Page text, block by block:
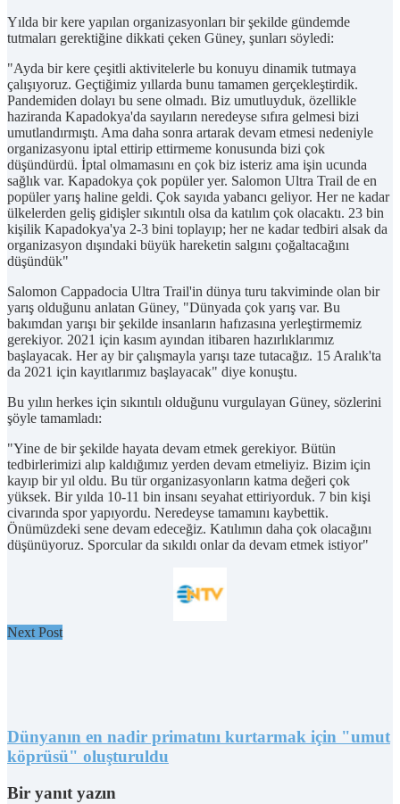
Yılda bir kere yapılan organizasyonları bir şekilde gündemde
tutmaları gerektiğine dikkati çeken Güney, şunları söyledi:
"Ayda bir kere çeşitli aktivitelerle bu konuyu dinamik tutmaya
çalışıyoruz. Geçtiğimiz yıllarda bunu tamamen gerçekleştirdik.
Pandemiden dolayı bu sene olmadı. Biz umutluyduk, özellikle
haziranda Kapadokya'da sayıların neredeyse sıfıra gelmesi bizi
umutlandırmıştı. Ama daha sonra artarak devam etmesi nedeniyle
organizasyonu iptal ettirip ettirmeme konusunda bizi çok
düşündürdü. İptal olmamasını en çok biz isteriz ama işin ucunda
sağlık var. Kapadokya çok popüler yer. Salomon Ultra Trail de en
popüler yarış haline geldi. Çok sayıda yabancı geliyor. Her ne kadar
ülkelerden geliş gidişler sıkıntılı olsa da katılım çok olacaktı. 23 bin
kişilik Kapadokya'ya 2-3 bini toplayıp; her ne kadar tedbiri alsak da
organizasyon dışındaki büyük hareketin salgını çoğaltacağını
düşündük"
Salomon Cappadocia Ultra Trail'in dünya turu takviminde olan bir
yarış olduğunu anlatan Güney, "Dünyada çok yarış var. Bu
bakımdan yarışı bir şekilde insanların hafızasına yerleştirmemiz
gerekiyor. 2021 için kasım ayından itibaren hazırlıklarımız
başlayacak. Her ay bir çalışmayla yarışı taze tutacağız. 15 Aralık'ta
da 2021 için kayıtlarımız başlayacak" diye konuştu.
Bu yılın herkes için sıkıntılı olduğunu vurgulayan Güney, sözlerini
şöyle tamamladı:
"Yine de bir şekilde hayata devam etmek gerekiyor. Bütün
tedbirlerimizi alıp kaldığımız yerden devam etmeliyiz. Bizim için
kayıp bir yıl oldu. Bu tür organizasyonların katma değeri çok
yüksek. Bir yılda 10-11 bin insanı seyahat ettiriyorduk. 7 bin kişi
civarında spor yapıyordu. Neredeyse tamamını kaybettik.
Önümüzdeki sene devam edeceğiz. Katılımın daha çok olacağını
düşünüyoruz. Sporcular da sıkıldı onlar da devam etmek istiyor"
Next Post
Dünyanın en nadir primatını kurtarmak için "umut
köprüsü" oluşturuldu
Bir yanıt yazın